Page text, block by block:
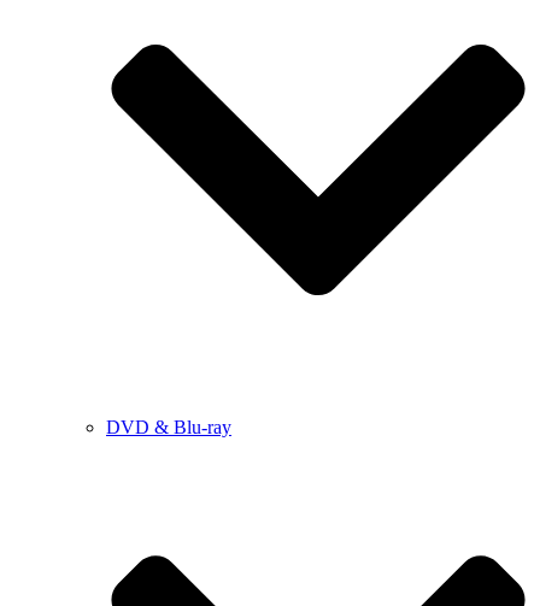
DVD & Blu-ray